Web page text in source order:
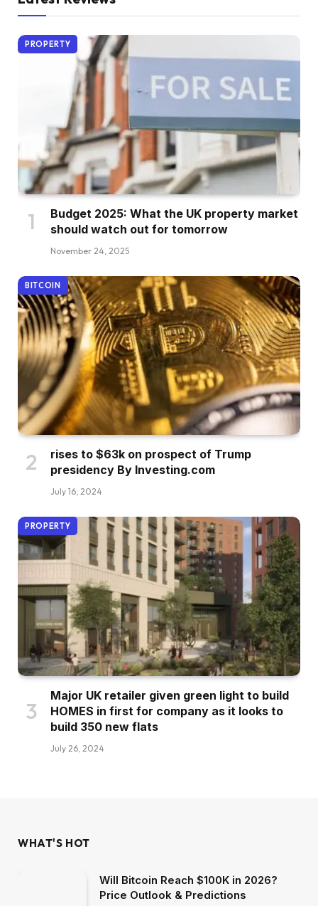
PROPERTY
Budget 2025: What the UK property market
should watch out for tomorrow
November 24, 2025
BITCOIN
rises to $63k on prospect of Trump
presidency By Investing.com
July 16, 2024
PROPERTY
Major UK retailer given green light to build
HOMES in first for company as it looks to
build 350 new flats
July 26, 2024
WHAT'S HOT
Will Bitcoin Reach $100K in 2026?
Price Outlook & Predictions